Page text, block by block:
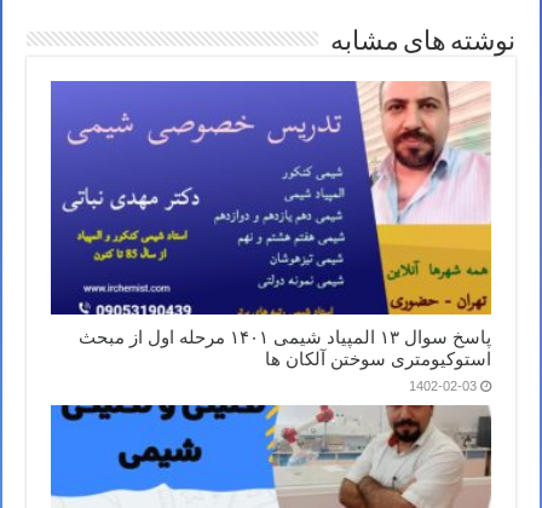
نوشته های مشابه
پاسخ سوال ۱۳ المپیاد شیمی ۱۴۰۱ مرحله اول از مبحث
استوکیومتری سوختن آلکان ها
1402-02-03